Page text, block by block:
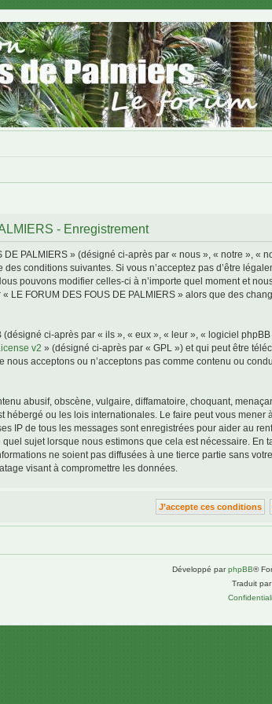
- Enregistrement
PALMIERS » (désigné ci-après par « nous », « notre », «
conditions suivantes. Si vous n’acceptez pas d’être
pouvons modifier celles-ci à n’importe quel moment et
LE FORUM DES FOUS DE PALMIERS » alors que des
ci-après par « ils », « eux », « leur », « logiciel
v2 » (désigné ci-après par « GPL ») et qui peut être
nous acceptons ou n’acceptons pas comme contenu ou
abusif, obscène, vulgaire, diffamatoire, choquant,
hébergé ou les lois internationales. Le faire peut vous
IP de tous les messages sont enregistrées pour aider au
sujet lorsque nous estimons que cela est nécessaire.
ne soient pas diffusées à une tierce partie sans
visant à compromettre les données.
Développé parphpBB®
Traduit par